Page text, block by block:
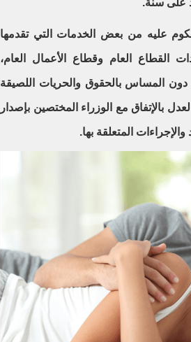
على سنة.
عليه من بعض الخدمات التي تقدمها
القطاع العام وقطاع الأعمال العام،
المساس بالحقوق والحريات اللصيقة
بالإتفاق مع الوزراء المختصين بإصدار
المتعلقة بها.